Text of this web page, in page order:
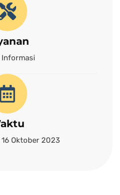
Informasi
Oktober 2023